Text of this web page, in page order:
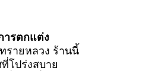
ารตกแต่ง
รายหลวง ร้านนี้
โปร่งสบาย